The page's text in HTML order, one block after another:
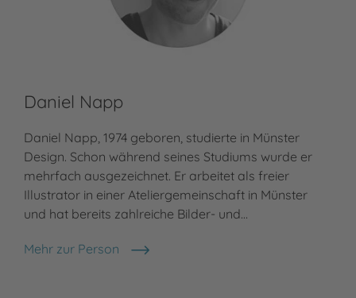
Daniel Napp
Daniel Napp, 1974 geboren, studierte in Münster
Design. Schon während seines Studiums wurde er
mehrfach ausgezeichnet. Er arbeitet als freier
Illustrator in einer Ateliergemeinschaft in Münster
und hat bereits zahlreiche Bilder- und…
Mehr zur Person
Daniel Napp